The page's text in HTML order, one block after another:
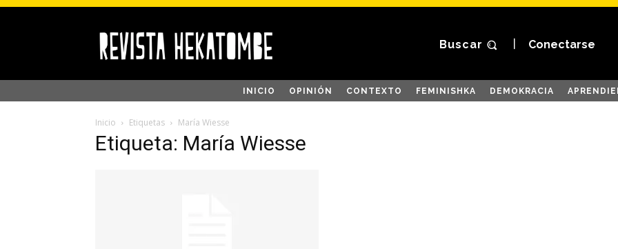
Buscar Conectarse
INICIO OPINIÓN CONTEXTO FEMINISHKA DEMOKRACIA
Inicio Etiquetas María Wiesse
Etiqueta: María Wiesse